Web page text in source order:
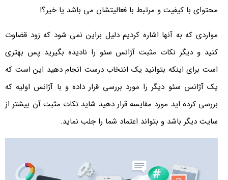
محتوای با کیفیت و مرتبط با فعالیتشان می باشد یا خیر؟!
مواردی که به آنها اشاره کردیم دلیل براین نمی شود که زود قضاوت
کنید و دیگر نکات مثبت آژانس سئو را نادیده بگیرید پس بهتری
است برای اینکه بتوانید یک انتخاب درست انجام دهید این است که
یک آژانس سئو دیگر را مورد بررسی قرار داده و با آژانس اولیه که
بررسی کرده اید مورد مقایسه قرار دهید شاید نکات مثبت آن بیشتر از
سایت دیگر باشد و بتواند اعتماد شما را جلب نماید.